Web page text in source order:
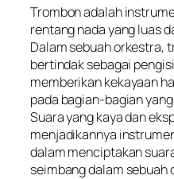
Trombon adalah
rentang nada yang luas
Dalam sebuah orkestra,
bertindak sebagai
memberikan kekayaan
pada bagian-bagian
Suara yang kaya dan
menjadikannya
dalam menciptakan
seimbang dalam sebuah